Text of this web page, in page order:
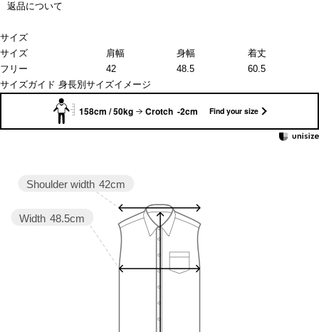
返品について
サイズ
サイズ
肩幅 身幅
着丈
フリー
42 48.5
60.5
サイズガイド 身長別サイズイメージ
158cm / 50kg Crotch -2cm Find your size
Width 48.5cm
Shoulder width 42cm